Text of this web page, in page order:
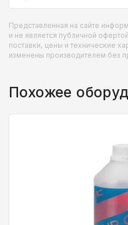
Представленная на сайте
и не является публичной
поставки, цены и технические
изменены производителем без
Похожее